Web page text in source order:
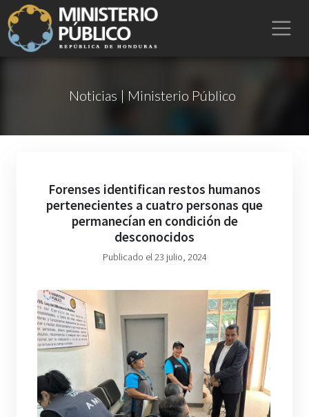
Noticias | Ministerio Público
Forenses identifican restos humanos
pertenecientes a cuatro personas que
permanecían en condición de
desconocidos
Publicado el 23 julio, 2024